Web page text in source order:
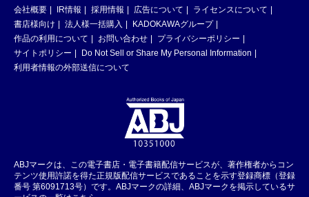
会社概要 IR情報 採用情報 広告について
ライセンスについて
書店様向け
法人様一括購入
KADOKAWAグループ
作品の利用について
お問い合わせ
プライバシーポリシー
サイトポリシー
Do Not Sell or Share My Personal Information
利用者情報の外部送信について
ABJマークは、この電子書店・電子書籍配信サービスが、著作権者からコン
テンツ使用許諾を得た正規版配信サービスであることを示す登録商標（登録
番号 第6091713号）です。ABJマークの詳細、ABJマークを掲示しているサ